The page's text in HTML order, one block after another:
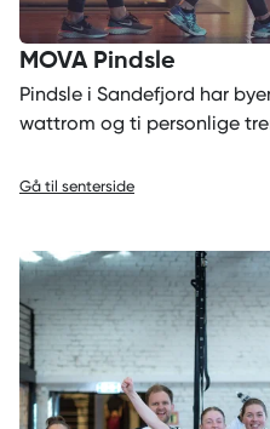
MOVA Pindsle
Pindsle i Sandefjord har
wattrom og ti personlige
Gå til senterside